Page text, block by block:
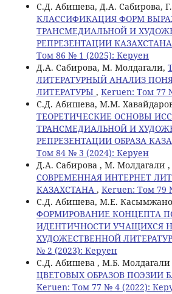
С.Д. Абишева, Д.А. Сабирова,
КЛАССИФИКАЦИЯ ФОРМ
ТРАНСМЕДИАЛЬНОЙ И
РЕПРЕЗЕНТАЦИИ
Том 86 № 1 (2025): Керуен
Д.А. Сабирова, M. Молдагали,
ЛИТЕРАТУРНЫЙ АНАЛИЗ
ЛИТЕРАТУРЫ , Keruen: Том 77
С.Д. Абишева, М.М.
ТЕОРЕТИЧЕСКИЕ ОСНОВЫ
ТРАНСМЕДИАЛЬНОЙ И
РЕПРЕЗЕНТАЦИИ ОБРАЗА
Том 84 № 3 (2024): Керуен
Д.А. Сабирова , М. Молдагали
СОВРЕМЕННАЯ ИНТЕРНЕТ
КАЗАХСТАНА , Keruen: Том 79
С.Д. Абишева, М.Е.
ФОРМИРОВАНИЕ КОНЦЕПТА
ИДЕНТИЧНОСТИ УЧАЩИХСЯ
ХУДОЖЕСТВЕННОЙ
№ 2 (2023): Керуен
С.Д. Абишева , М.Б. Молдагали
ЦВЕТОВЫХ ОБРАЗОВ ПОЭЗИИ
Keruen: Том 77 № 4 (2022):